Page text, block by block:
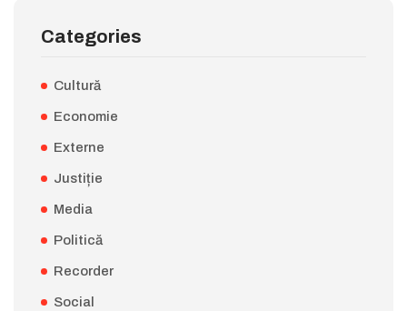
Categories
Cultură
Economie
Externe
Justiție
Media
Politică
Recorder
Social